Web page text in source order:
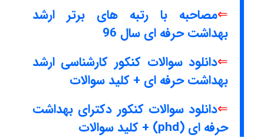
⇐مصاحبه با رتبه های برتر ارشد
بهداشت حرفه ای سال 96
⇐دانلود سوالات کنکور کارشناسی ارشد
بهداشت حرفه ای + کلید سوالات
⇐دانلود سوالات کنکور دکترای بهداشت
حرفه ای (phd) + کلید سوالات